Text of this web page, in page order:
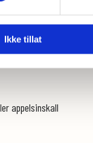
Ikke tillat
eller bokhveteflak
appelsinskall